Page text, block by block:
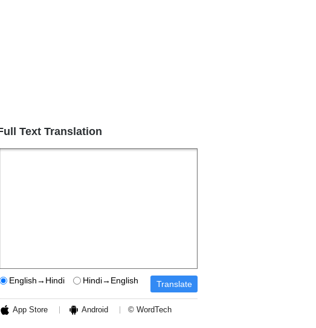
Text Translation
English→Hindi Hindi→English
App Store Android © WordTech